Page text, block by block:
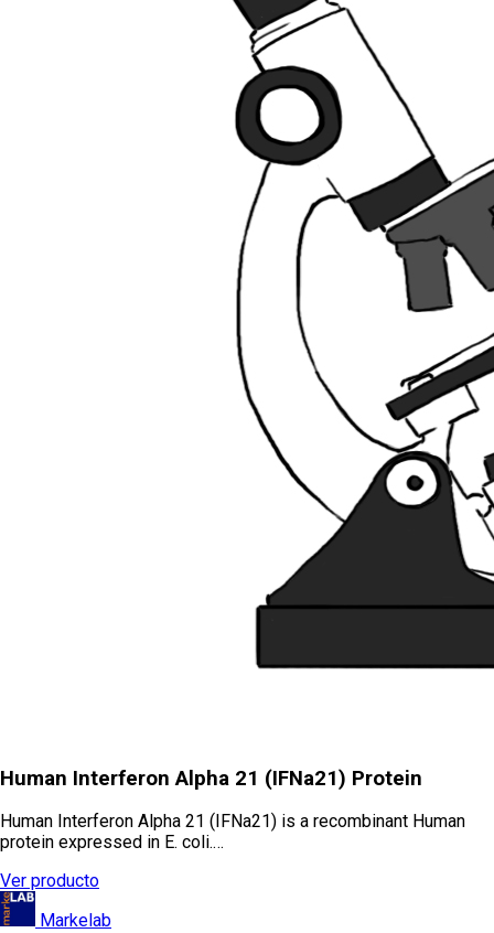
Human Interferon Alpha 21 (IFNa21) Protein
Human Interferon Alpha 21 (IFNa21) is a recombinant Human
protein expressed in E. coli.…
Ver producto
Markelab